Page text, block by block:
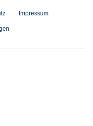
Impressum